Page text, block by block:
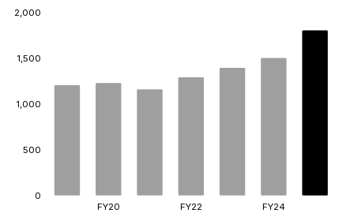
0
500
1,000
1,500
2,000
FY20 FY22 FY24